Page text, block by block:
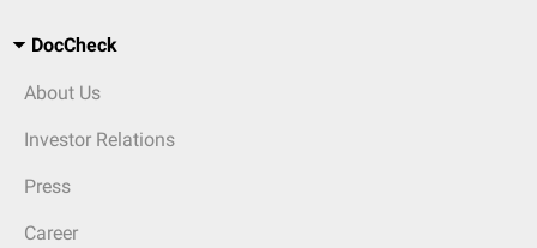
DocCheck
About Us
Investor Relations
Press
Career